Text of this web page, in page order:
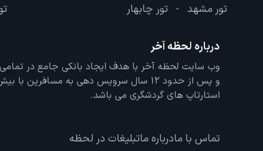
تور مشهد - تور چابهار
درباره لحظه آخر
و پس از حدود 12 سال سرویس دهی به
استارتاپ های گردشگری می باشد.
تماس با مادرباره ماتبلیغات در لحظه